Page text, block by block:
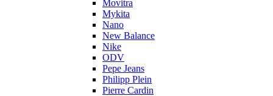
Movitra
Mykita
Nano
New Balance
Nike
ODV
Pepe Jeans
Philipp Plein
Pierre Cardin